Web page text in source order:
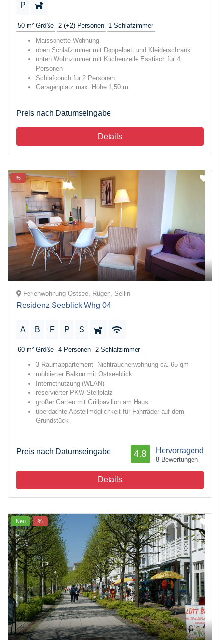
P
50 m² Größe 2 (+2) Personen 1 Schlafzimmer
Maissonette Wohnung
oben Schlafzimmer mit Doppelbett und Kleiderschrank
unten Wohnzimmer mit Küchenzeile Esstisch für 4
Personen
Schlafcouch für 2 Personen
Garagenplatz max. Höhe 1,50 m
Preis nach Datumseingabe
Details
%
Ferienwohnung Ostsee, Rügen, Sellin
Residenz Seeblick Whg 04
A B F P S
60 m² Größe 4 Personen 2 Schlafzimmer
3-Raumappartement Nichtraucherwohnung ca. 65 qm
möblierter Balkon mit Ostseeblick
Internetnutzung (WLAN)
reservierter PKW-Stellplatz
großer Garten mit Grillpavillon am Haus
überdachte Abstellmöglichkeit für Fahrräder auf dem
Grundstück
Preis nach Datumseingabe Hervorragend
4,8
8 Bewertungen
Details
Neu %